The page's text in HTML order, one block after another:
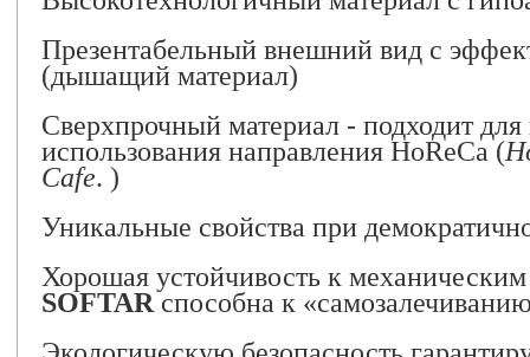
Презентабельный внешний вид с
(дышащий материал)
Сверхпрочный материал - подходит для
использования направления HoReCa (
Cafe. )
Уникальные свойства при
Хорошая устойчивость к
SOFTAR способна к